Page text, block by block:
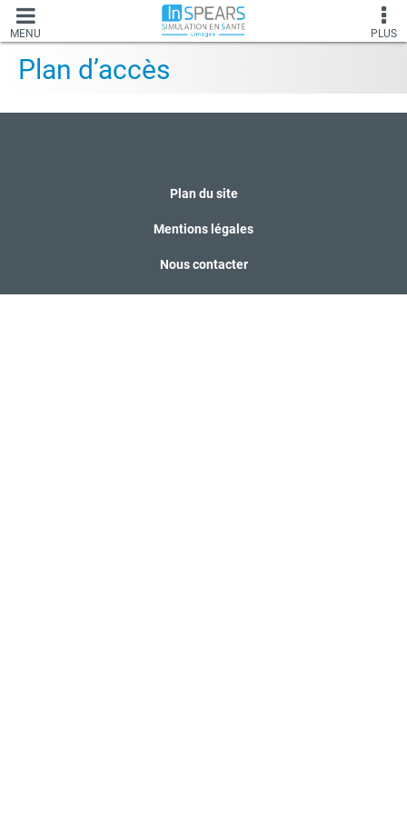
MENU PLUS
Plan d’accès
Plan du site
Mentions légales
Nous contacter